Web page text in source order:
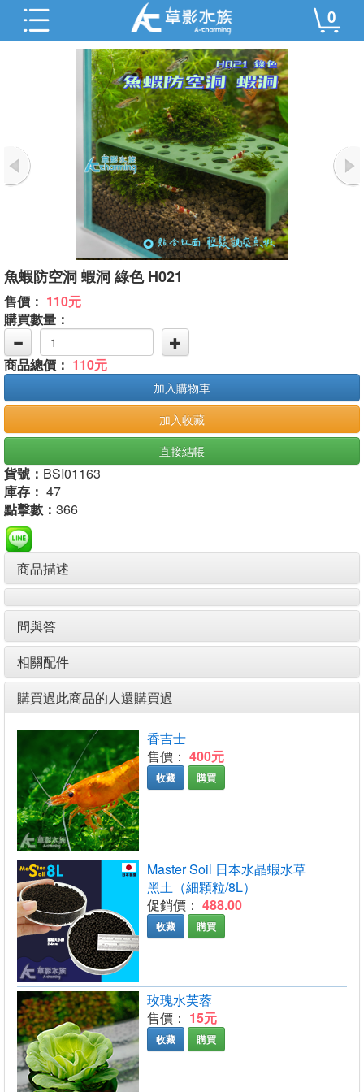
0
魚蝦防空洞 蝦洞 綠色 H021
售價： 110元
購買數量：
商品總價： 110元
加入購物車
加入收藏
直接結帳
貨號： BSI01163
庫存： 47
點擊數： 366
商品描述
問與答
相關配件
購買過此商品的人還購買過
香吉士
售價： 400元
收藏 購買
Master Soil 日本水晶蝦水草
黑土（細顆粒/8L）
促銷價： 488.00
收藏 購買
玫瑰水芙蓉
售價： 15元
收藏 購買